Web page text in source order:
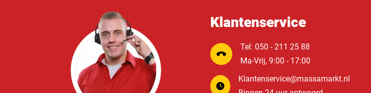
Klantenservice
Tel: 050 - 211 25 88
Ma-Vrij, 9:00 - 17:00
Klantenservice@massamarkt.nl